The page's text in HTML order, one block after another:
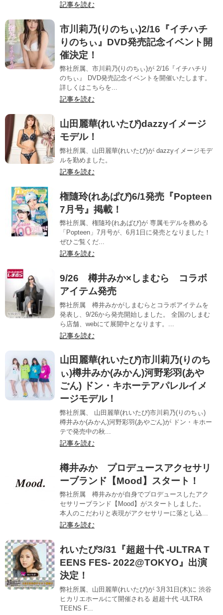
記事を読む
市川莉乃(りのちぃ)2/16『イチハチ
りのちぃ』DVD発売記念イベント開
催決定！
弊社所属、市川莉乃(りのちぃ)が 2/16『イチハチり
のちぃ』 DVD発売記念イベントを開催いたします。
詳しくはこちらを...
記事を読む
山田麗華(れいたぴ)dazzyイメージ
モデル！
弊社所属、山田麗華(れいたぴ)が dazzyイメージモデ
ルを勤めました。
記事を読む
権隨玲(れあぱぴ)6/1発売『Popteen
7月号』掲載！
弊社所属、権隨玲(れあぱぴ)が 専属モデルを務める
「Popteen」7月号が、6月1日に発売となりました！
ぜひご覧くだ...
記事を読む
9/26 樽井みか×しまむら コラボ
アイテム発売
弊社所属 樽井みかがしまむらとコラボアイテムを
発表し、9/26から発売開始しました。 全国のしまむ
ら店舗、webにて展開中となります。...
記事を読む
山田麗華(れいたぴ)市川莉乃(りのち
ぃ)樽井みか(みかん)河野彩羽(あや
ごん) ドン・キホーテアパレルイメ
ージモデル！
弊社所属、 山田麗華(れいたぴ)市川莉乃(りのちぃ)
樽井みか(みかん)河野彩羽(あやごん)が ドン・キホー
テで発売中の秋...
記事を読む
樽井みか プロデュースアクセサリ
ーブランド【Mood】スタート！
弊社所属 樽井みかが自身でプロデュースしたアク
セサリーブランド【Mood】がスタートしました。
本人のこだわりと表現がアクセサリーに落とし込...
記事を読む
れいたぴ3/31『超超十代 -ULTRA T
EENS FES- 2022@TOKYO』出演
決定！
弊社所属、山田麗華(れいたぴ)が 3月31日(木)に 渋谷
ヒカリエホールにて開催される 超超十代 -ULTRA
TEENS F...